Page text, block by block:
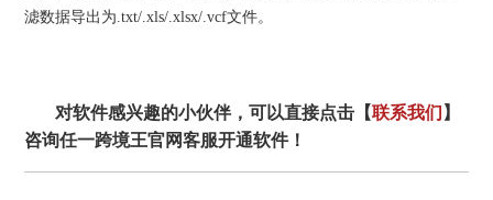
滤数据导出为.txt/.xls/.xlsx/.vcf文件。
对软件感兴趣的小伙伴，可以直接点击【联系我们 】
咨询任一跨境王官网客服开通软件！